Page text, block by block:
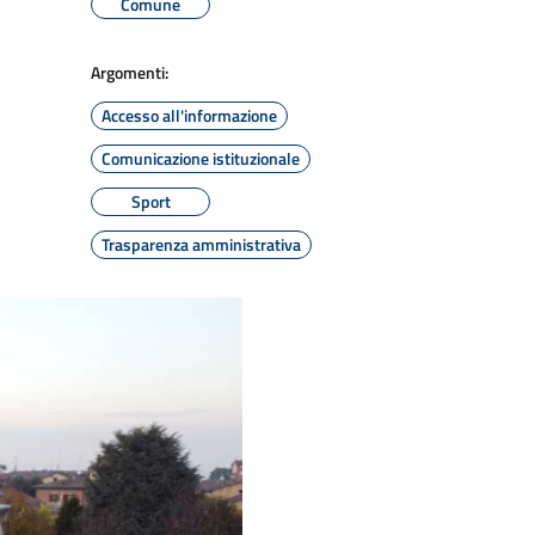
Argomenti:
Accesso all'informazione
Comunicazione istituzionale
Sport
Trasparenza amministrativa